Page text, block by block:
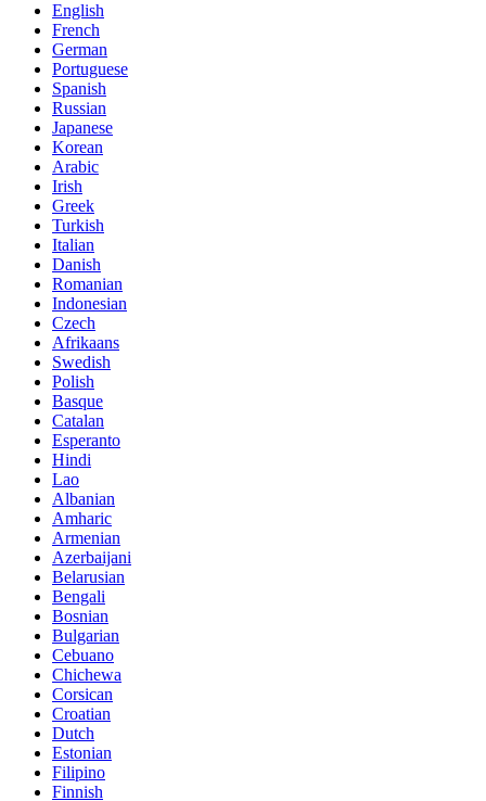
English
French
German
Portuguese
Spanish
Russian
Japanese
Korean
Arabic
Irish
Greek
Turkish
Italian
Danish
Romanian
Indonesian
Czech
Afrikaans
Swedish
Polish
Basque
Catalan
Esperanto
Hindi
Lao
Albanian
Amharic
Armenian
Azerbaijani
Belarusian
Bengali
Bosnian
Bulgarian
Cebuano
Chichewa
Corsican
Croatian
Dutch
Estonian
Filipino
Finnish